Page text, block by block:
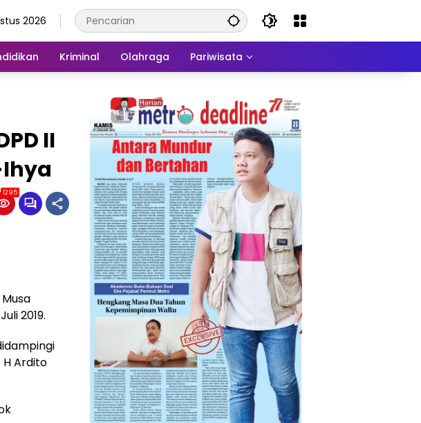
2026
Kriminal Olahraga Pariwisata
II
1295
2019.
H Ardito